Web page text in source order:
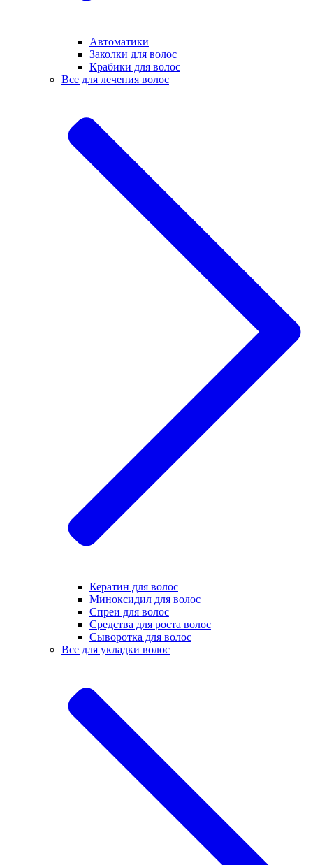
Автоматики
Заколки для волос
Крабики для волос
Все для лечения волос
Кератин для волос
Миноксидил для волос
Спреи для волос
Средства для роста волос
Сыворотка для волос
Все для укладки волос